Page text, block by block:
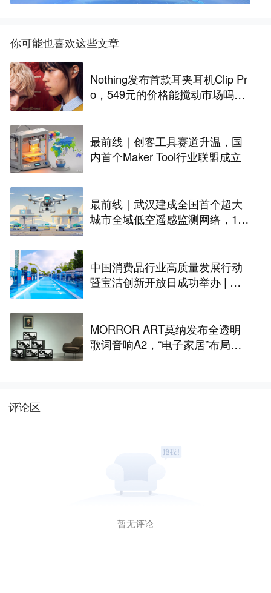
你可能也喜欢这些文章
Nothing发布首款耳夹耳机Clip Pr
o，549元的价格能搅动市场吗？
最前线｜创客工具赛道升温，国
内首个Maker Tool行业联盟成立
最前线｜武汉建成全国首个超大
城市全域低空遥感监测网络，146
中国消费品行业高质量发展行动
暨宝洁创新开放日成功举办 | 最
MORROR ART莫纳发布全透明
歌词音响A2，“电子家居”布局更
评论区
暂无评论